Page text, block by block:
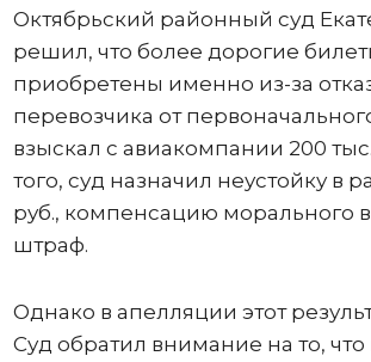
Октябрьский районный суд
решил, что более дорогие
приобретены именно из-за
перевозчика от
взыскал с авиакомпании 200
того, суд назначил неустойку в
руб., компенсацию морального
штраф.
Однако в апелляции этот
Суд обратил внимание на то,